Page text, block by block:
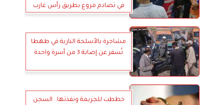
في تصادم مروع بطريق رأس غارب
مشاجرة بالأسلحة النارية في طهطا
تُسفر عن إصابة 3 من أسرة واحدة
خططت للجريمة ونفذتها.. السجن